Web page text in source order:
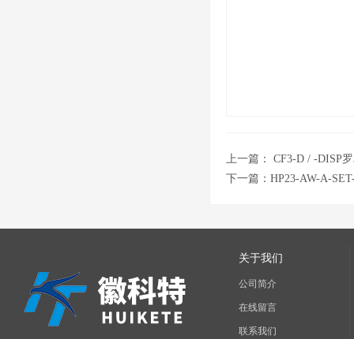
上一篇： CF3-D / -DISP
下一篇： HP23-AW-A-
关于我们
公司简介
在线留言
联系我们